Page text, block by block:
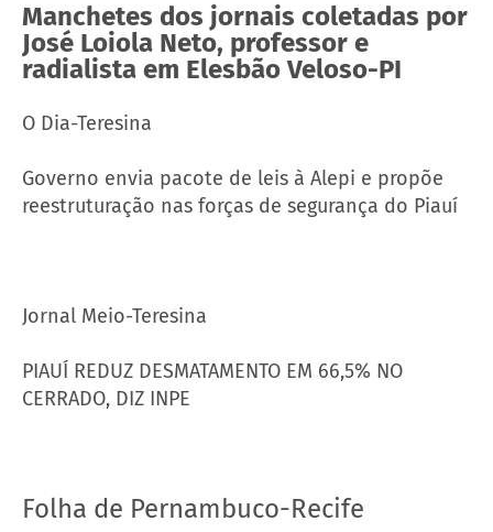
Manchetes dos jornais coletadas por
José Loiola Neto, professor e
radialista em Elesbão Veloso-PI
O Dia-Teresina
Governo envia pacote de leis à Alepi e propõe
reestruturação nas forças de segurança do Piauí
Jornal Meio-Teresina
PIAUÍ REDUZ DESMATAMENTO EM 66,5% NO
CERRADO, DIZ INPE
Folha de Pernambuco-Recife